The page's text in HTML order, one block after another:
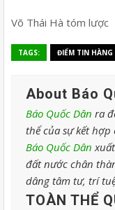
Võ Thái Hà tóm lược
TAGS: ĐIỂM TIN HÀNG
About Báo
Báo Quốc Dân ra
thể của sự kết hợp
Báo Quốc Dân
đất nước chân
dâng tâm tư, trí
TOÀN THỂ